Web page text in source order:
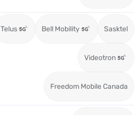
Telus Bell Mobility Sasktel
Videotron
Freedom Mobile Canada